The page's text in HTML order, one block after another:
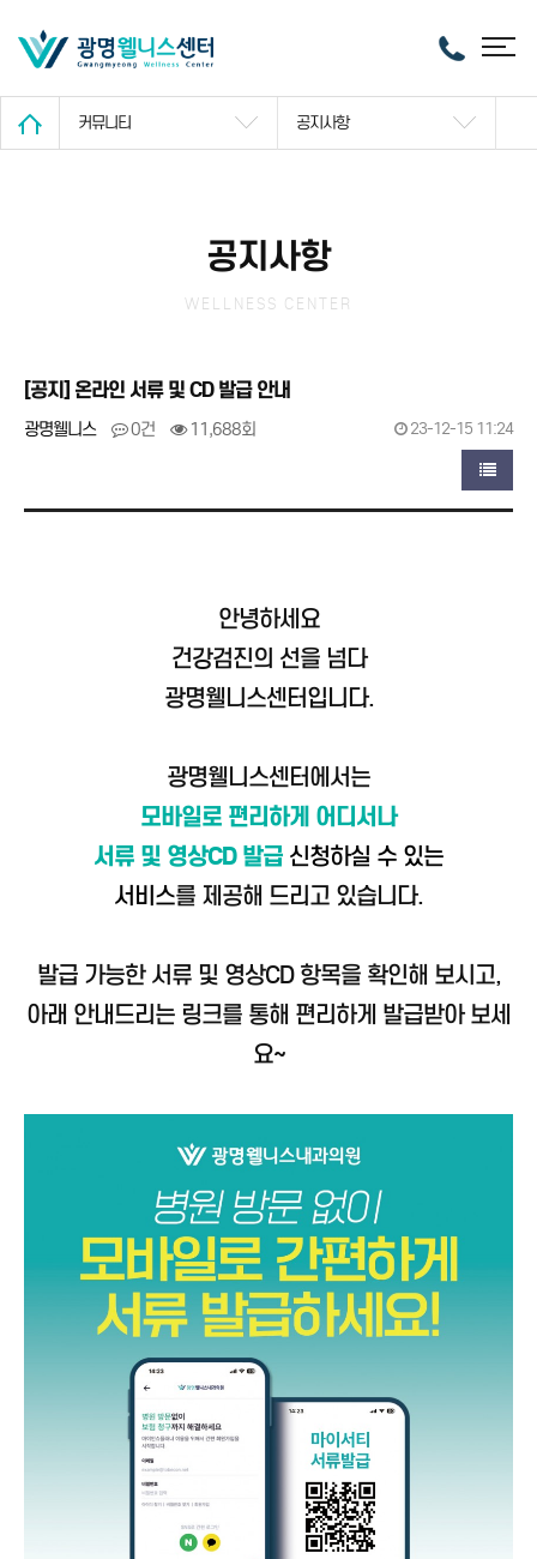
커뮤니티 공지사항
공지사항
WELLNESS CENTER
[공지] 온라인 서류 및 CD 발급 안내
광명웰니스 0건 11,688회 23-12-15 11:24
안녕하세요
건강검진의 선을 넘다
광명웰니스센터입니다.
광명웰니스센터에서는
모바일로 편리하게 어디서나
서류 및 영상CD 발급 신청하실 수 있는
서비스를 제공해 드리고 있습니다.
발급 가능한 서류 및 영상CD 항목을 확인해 보시고,
아래 안내드리는 링크를 통해 편리하게 발급받아 보세
요~